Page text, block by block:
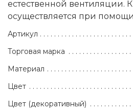
естественной вентиляции.
осуществляется при
Артикул
Торговая марка
Материал
Цвет
Цвет (декоративный)